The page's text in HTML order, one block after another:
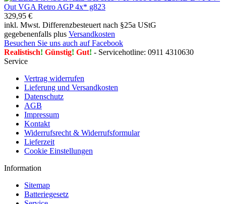
329,95 €
inkl. Mwst. Differenzbesteuert nach §25a UStG
gegebenenfalls plus Versandkosten
Besuchen Sie uns auch auf Facebook
Realistisch! Günstig! Gut! - Servicehotline: 0911 4310630
Service
Vertrag widerrufen
Lieferung und Versandkosten
Datenschutz
AGB
Impressum
Kontakt
Widerrufsrecht & Widerrufsformular
Lieferzeit
Cookie Einstellungen
Information
Sitemap
Batteriegesetz